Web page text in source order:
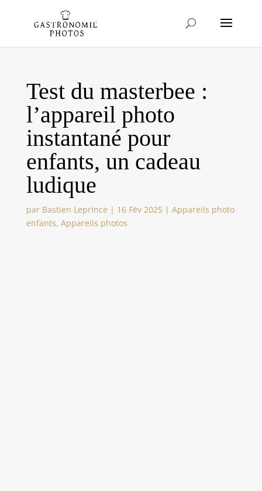
Test du masterbee :
l’appareil photo
instantané pour
enfants, un cadeau
ludique
par Bastien Leprince | 16 Fév 2025| Appareils photo
enfants, Appareils photos